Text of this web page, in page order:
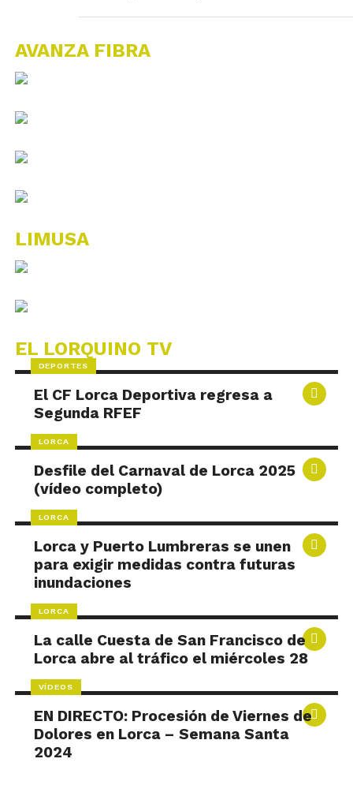
AVANZA FIBRA
LIMUSA
EL LORQUINO TV
DEPORTES
El CF Lorca Deportiva regresa a
Segunda RFEF
LORCA
Desfile del Carnaval de Lorca 2025
(vídeo completo)
LORCA
Lorca y Puerto Lumbreras se unen
para exigir medidas contra futuras
inundaciones
LORCA
La calle Cuesta de San Francisco de
Lorca abre al tráfico el miércoles 28
VÍDEOS
EN DIRECTO: Procesión de Viernes de
Dolores en Lorca – Semana Santa
2024